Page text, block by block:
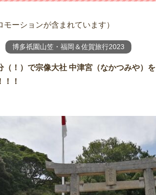
モーションが含まれています）
博多祇園山笠・福岡＆佐賀旅行2023
（！）で宗像大社 中津宮（なかつみや）を
！！